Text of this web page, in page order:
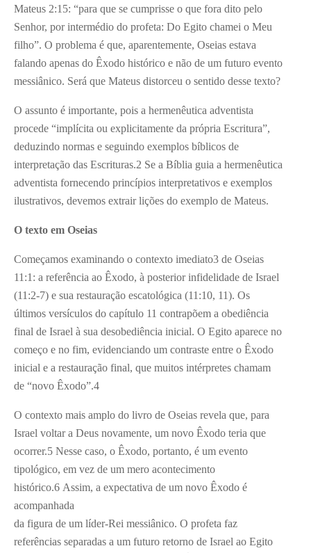
Mateus 2:15: “para que se cumprisse o que fora dito pelo
Senhor, por intermédio do profeta: Do Egito chamei o Meu
filho”. O problema é que, aparentemente, Oseias estava
falando apenas do Êxodo histórico e não de um futuro evento
messiânico. Será que Mateus distorceu o sentido desse texto?
O assunto é importante, pois a hermenêutica adventista
procede “implícita ou explicitamente da própria Escritura”,
deduzindo normas e seguindo exemplos bíblicos de
interpretação das Escrituras.2 Se a Bíblia guia a hermenêutica
adventista fornecendo princípios interpretativos e exemplos
ilustrativos, devemos extrair lições do exemplo de Mateus.
O texto em Oseias
Começamos examinando o contexto imediato3 de Oseias
11:1: a referência ao Êxodo, à posterior infidelidade de Israel
(11:2-7) e sua restauração escatológica (11:10, 11). Os
últimos versículos do capítulo 11 contrapõem a obediência
final de Israel à sua desobediência inicial. O Egito aparece no
começo e no fim, evidenciando um contraste entre o Êxodo
inicial e a restauração final, que muitos intérpretes chamam
de “novo Êxodo”.4
O contexto mais amplo do livro de Oseias revela que, para
Israel voltar a Deus novamente, um novo Êxodo teria que
ocorrer.5 Nesse caso, o Êxodo, portanto, é um evento
tipológico, em vez de um mero acontecimento
histórico.6 Assim, a expectativa de um novo Êxodo é
acompanhada
da figura de um líder-Rei messiânico. O profeta faz
referências separadas a um futuro retorno de Israel ao Egito